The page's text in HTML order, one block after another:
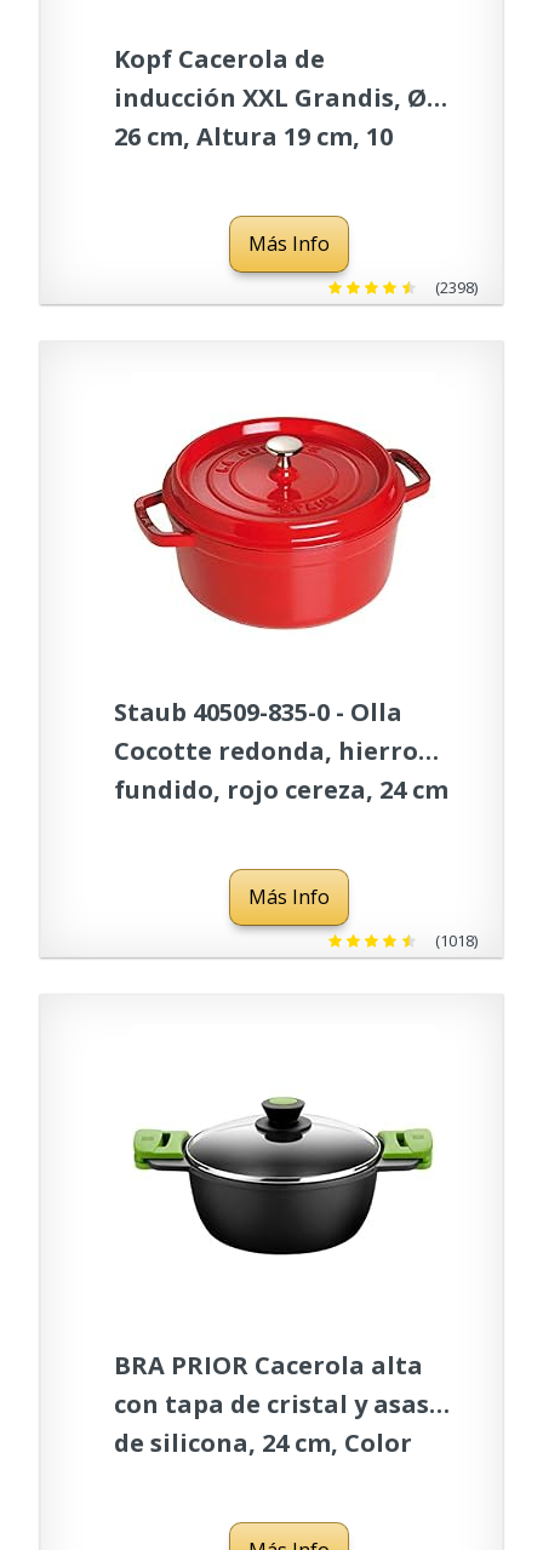
Kopf Cacerola de
inducción XXL Grandis, Ø
26 cm, Altura 19 cm, 10
Más Info
(2398)
Staub 40509-835-0 - Olla
Cocotte redonda, hierro
fundido, rojo cereza, 24 cm
Más Info
(1018)
BRA PRIOR Cacerola alta
con tapa de cristal y asas
de silicona, 24 cm, Color